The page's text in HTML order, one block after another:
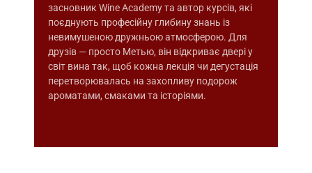
засновник Wine Academy та автор курсів, які
поєднують професійну глибину знань із
невимушеною дружньою атмосферою. Для
друзів — просто Метью, він відкриває двері у
світ вина так, щоб кожна лекція чи дегустація
перетворювалась на захопливу подорож
ароматами, смаками та історіями.